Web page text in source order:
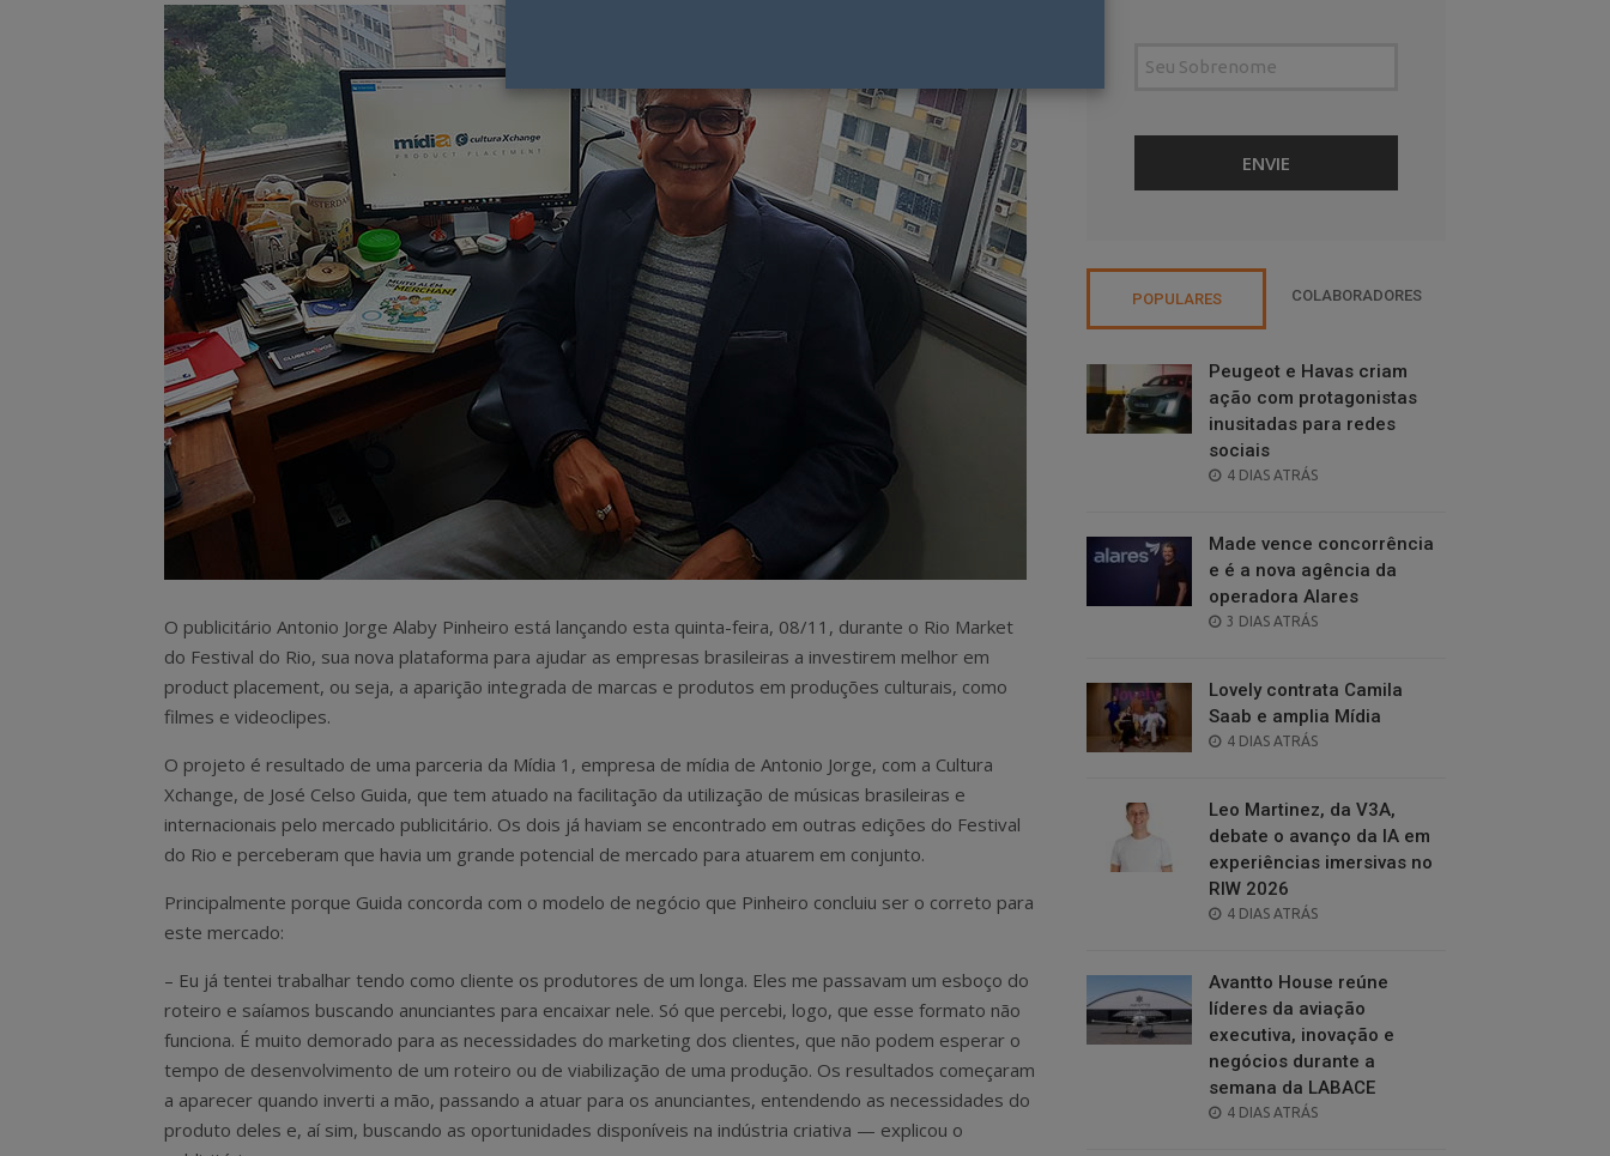
O publicitário Antonio Jorge Alaby Pinheiro está lançando esta quinta-feira, 08/11, durante o Rio Market
do Festival do Rio, sua nova plataforma para ajudar as empresas brasileiras a investirem melhor em
product placement, ou seja, a aparição integrada de marcas e produtos em produções culturais, como
filmes e videoclipes.
O projeto é resultado de uma parceria da Mídia 1, empresa de mídia de Antonio Jorge, com a Cultura
Xchange, de José Celso Guida, que tem atuado na facilitação da utilização de músicas brasileiras e
internacionais pelo mercado publicitário. Os dois já haviam se encontrado em outras edições do Festival
do Rio e perceberam que havia um grande potencial de mercado para atuarem em conjunto.
Principalmente porque Guida concorda com o modelo de negócio que Pinheiro concluiu ser o correto para
este mercado:
– Eu já tentei trabalhar tendo como cliente os produtores de um longa. Eles me passavam um esboço do
roteiro e saíamos buscando anunciantes para encaixar nele. Só que percebi, logo, que esse formato não
funciona. É muito demorado para as necessidades do marketing dos clientes, que não podem esperar o
tempo de desenvolvimento de um roteiro ou de viabilização de uma produção. Os resultados começaram
a aparecer quando inverti a mão, passando a atuar para os anunciantes, entendendo as necessidades do
produto deles e, aí sim, buscando as oportunidades disponíveis na indústria criativa — explicou o
POPULARES COLABORADORES
Peugeot e Havas criam
ação com protagonistas
inusitadas para redes
sociais
POSTED
4 DIAS ATRÁS
Made vence concorrência
e é a nova agência da
operadora Alares
POSTED
3 DIAS ATRÁS
Lovely contrata Camila
Saab e amplia Mídia
POSTED
4 DIAS ATRÁS
Leo Martinez, da V3A,
debate o avanço da IA em
experiências imersivas no
RIW 2026
POSTED
4 DIAS ATRÁS
Avantto House reúne
líderes da aviação
executiva, inovação e
negócios durante a
semana da LABACE
POSTED
4 DIAS ATRÁS